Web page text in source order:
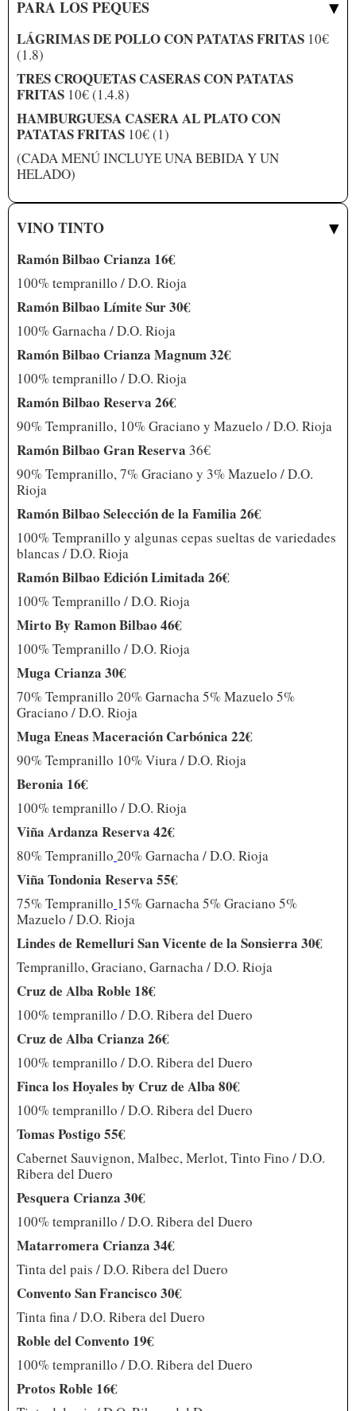
PARA LOS PEQUES ▾
LÁGRIMAS DE POLLO CON PATATAS FRITAS 10€
(1.8)
TRES CROQUETAS CASERAS CON PATATAS
FRITAS 10€ (1.4.8)
HAMBURGUESA CASERA AL PLATO CON
PATATAS FRITAS 10€ (1)
(CADA MENÚ INCLUYE UNA BEBIDA Y UN
HELADO)
VINO TINTO ▾
Ramón Bilbao Crianza 16€
100% tempranillo / D.O. Rioja
Ramón Bilbao Límite Sur 30€
100% Garnacha / D.O. Rioja
Ramón Bilbao Crianza Magnum 32€
100% tempranillo / D.O. Rioja
Ramón Bilbao Reserva 26€
90% Tempranillo, 10% Graciano y Mazuelo / D.O. Rioja
Ramón Bilbao Gran Reserva 36€
90% Tempranillo, 7% Graciano y 3% Mazuelo / D.O.
Rioja
Ramón Bilbao Selección de la Familia 26€
100% Tempranillo y algunas cepas sueltas de variedades
blancas / D.O. Rioja
Ramón Bilbao Edición Limitada 26€
100% Tempranillo / D.O. Rioja
Mirto By Ramon Bilbao 46€
100% Tempranillo / D.O. Rioja
Muga Crianza 30€
70% Tempranillo 20% Garnacha 5% Mazuelo 5%
Graciano / D.O. Rioja
Muga Eneas Maceración Carbónica 22€
90% Tempranillo 10% Viura / D.O. Rioja
Beronia 16€
100% tempranillo / D.O. Rioja
Viña Ardanza Reserva 42€
80% Tempranillo 20% Garnacha / D.O. Rioja
Viña Tondonia Reserva 55€
75% Tempranillo 15% Garnacha 5% Graciano 5%
Mazuelo / D.O. Rioja
Lindes de Remelluri San Vicente de la Sonsierra 30€
Tempranillo, Graciano, Garnacha / D.O. Rioja
Cruz de Alba Roble 18€
100% tempranillo / D.O. Ribera del Duero
Cruz de Alba Crianza 26€
100% tempranillo / D.O. Ribera del Duero
Finca los Hoyales by Cruz de Alba 80€
100% tempranillo / D.O. Ribera del Duero
Tomas Postigo 55€
Cabernet Sauvignon, Malbec, Merlot, Tinto Fino / D.O.
Ribera del Duero
Pesquera Crianza 30€
100% tempranillo / D.O. Ribera del Duero
Matarromera Crianza 34€
Tinta del pais / D.O. Ribera del Duero
Convento San Francisco 30€
Tinta fina / D.O. Ribera del Duero
Roble del Convento 19€
100% tempranillo / D.O. Ribera del Duero
Protos Roble 16€